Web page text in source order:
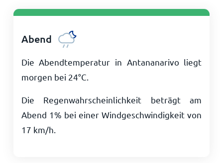
Abend
Die Abendtemperatur in Antananarivo liegt
morgen bei 24°C
Die Regenwahrscheinlichkeit beträgt am
Abend 1% bei einer Windgeschwindigkeit von
17 km/h